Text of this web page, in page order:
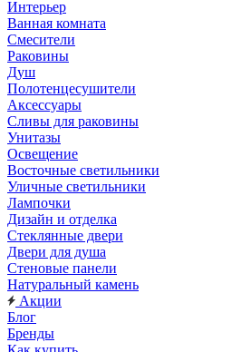
Интерьер
Ванная комната
Смесители
Раковины
Душ
Полотенцесушители
Аксессуары
Сливы для раковины
Унитазы
Освещение
Восточные светильники
Уличные светильники
Лампочки
Дизайн и отделка
Стеклянные двери
Двери для душа
Стеновые панели
Натуральный камень
Акции
Блог
Бренды